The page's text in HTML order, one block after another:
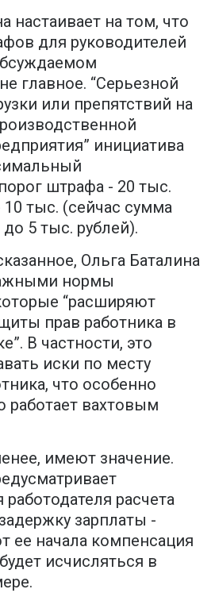
настаивает на том, что
для руководителей
главное. “Серьезной
или препятствий на
инициатива
штрафа - 20 тыс.
тыс. (сейчас сумма
до 5 тыс. рублей).
Ольга Баталина
нормы
“расширяют
прав работника в
В частности, это
иски по месту
что особенно
работает вахтовым
имеют значение.
расчета
зарплаты -
ее начала компенсация
исчисляться в